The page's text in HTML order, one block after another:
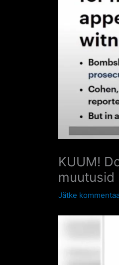
KUUM!
muutusid
Jätke